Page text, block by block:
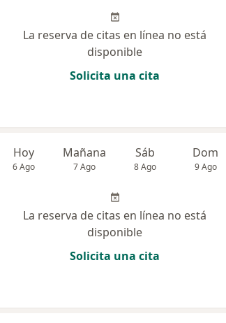
La reserva de citas en línea no está
disponible
Solicita una cita
Hoy
6 Ago
Mañana
7 Ago
Sáb
8 Ago
Dom
9 Ago
La reserva de citas en línea no está
disponible
Solicita una cita